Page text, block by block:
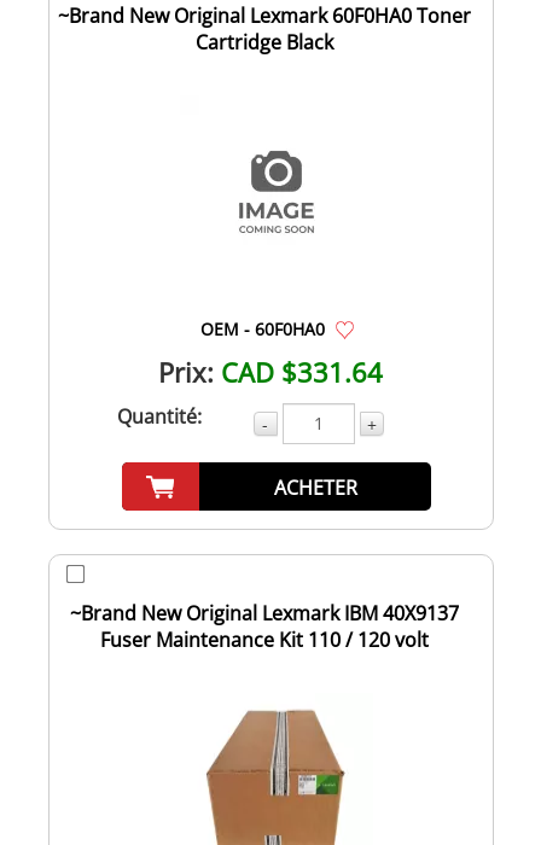
~Brand New Original Lexmark 60F0HA0 Toner
Cartridge Black
OEM - 60F0HA0
Prix: CAD $331.64
Quantité: - +
ACHETER
~Brand New Original Lexmark IBM 40X9137
Fuser Maintenance Kit 110 / 120 volt